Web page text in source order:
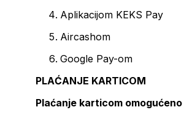
Aplikacijom KEKS Pay
Aircashom
Google Pay-om
PLAĆANJE KARTICOM
Plaćanje karticom